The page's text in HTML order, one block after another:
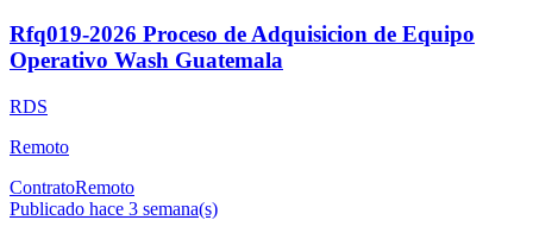
Rfq019-2026 Proceso de Adquisicion de Equipo
Operativo Wash Guatemala
RDS
Remoto
ContratoRemoto
Publicado hace 3 semana(s)